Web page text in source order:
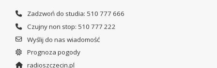
Zadzwoń do studia: 510 777 666
Czujny non stop: 510 777 222
Wyślij do nas wiadomość
Prognoza pogody
radioszczecin.pl